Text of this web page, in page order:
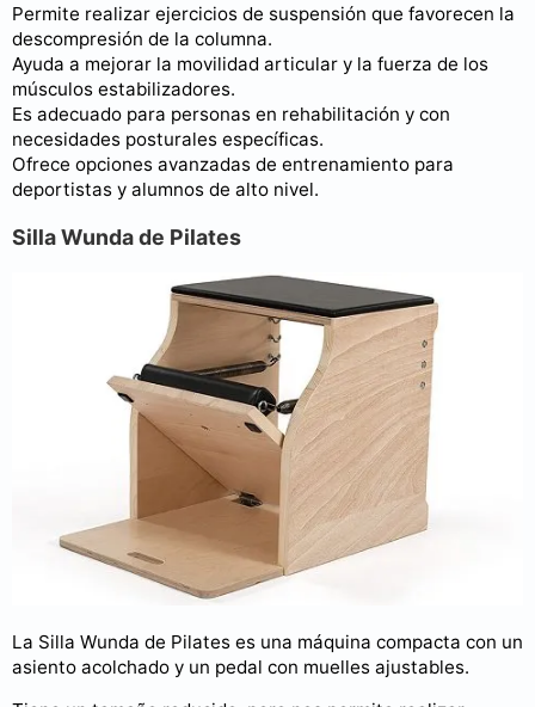
Permite realizar ejercicios de suspensión que favorecen la
descompresión de la columna.
Ayuda a mejorar la movilidad articular y la fuerza de los
músculos estabilizadores.
Es adecuado para personas en rehabilitación y con
necesidades posturales específicas.
Ofrece opciones avanzadas de entrenamiento para
deportistas y alumnos de alto nivel.
Silla Wunda de Pilates
La Silla Wunda de Pilates es una máquina compacta con un
asiento acolchado y un pedal con muelles ajustables.